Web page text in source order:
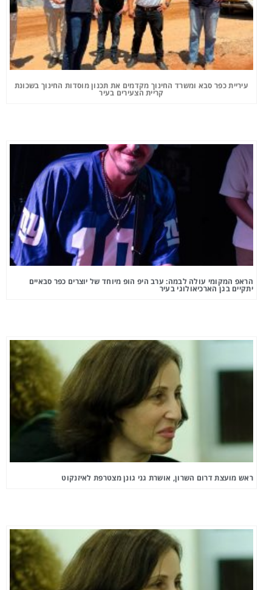
עיריית כפר סבא ומשרד החינוך מקדמים את תכנון מוסדות החינוך בשכונת
קריית הצעירים בעיר
הראפ המקומי עולה לבמה: ערב היפ הופ מיוחד של יוצרים כפר סבאיים
יתקיים בגן הארכיאולוגי בעיר
ראש מועצת דרום השרון, אושרת גני גונן מצטרפת לאיזנקוט